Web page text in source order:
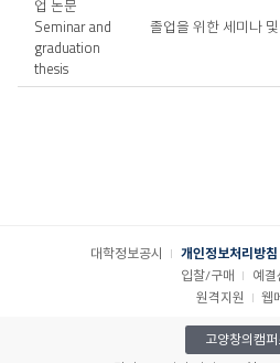
업 논문
Seminar and
graduation
thesis
졸업을 위한 세미나
대학정보공시 개인정보처리방침
입찰/구매
예
원격지원
웹
고양창의캠